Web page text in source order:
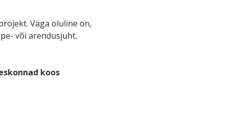
Väga oluline on,
või arendusjuht.
koos